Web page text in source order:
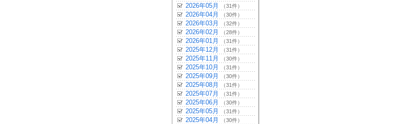
2026年05月 （31件）
2026年04月 （30件）
2026年03月 （32件）
2026年02月 （28件）
2026年01月 （31件）
2025年12月 （31件）
2025年11月 （30件）
2025年10月 （31件）
2025年09月 （30件）
2025年08月 （31件）
2025年07月 （31件）
2025年06月 （30件）
2025年05月 （31件）
2025年04月 （30件）